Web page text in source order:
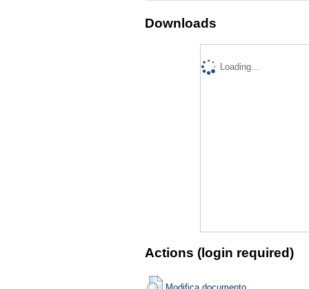
Downloads
Loading...
Actions (login required)